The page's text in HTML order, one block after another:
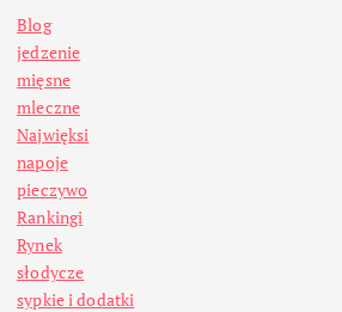
Blog
jedzenie
mięsne
mleczne
Najwięksi
napoje
pieczywo
Rankingi
Rynek
słodycze
sypkie i dodatki